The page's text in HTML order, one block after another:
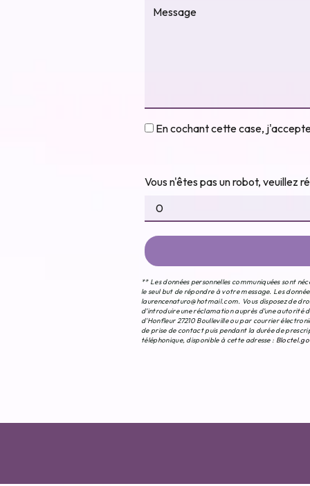
En cochant cette case,
Vous n'êtes pas un robot, veuillez
** Les données personnelles communiquées sont
le seul but de répondre à votre message. Les
laurencenaturo@hotmail.com. Vous disposez de
d’introduire une réclamation auprès d’une autorité
d'Honfleur 27210 Boulleville ou par courrier
de prise de contact puis pendant la durée de
téléphonique, disponible à cette adresse :